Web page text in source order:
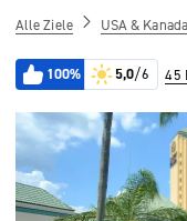
Alle Ziele USA & Kanada
100% 5,0/6 45